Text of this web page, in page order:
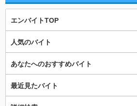
エンバイトTOP
人気のバイト
あなたへのおすすめバイト
最近見たバイト